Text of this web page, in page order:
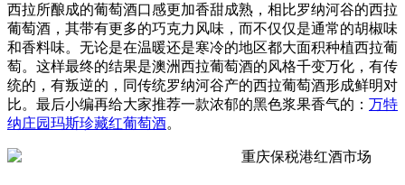
西拉所酿成的葡萄酒口感更加香甜成熟，相比罗纳河谷的西拉
葡萄酒，其带有更多的巧克力风味，而不仅仅是通常的胡椒味
和香料味。无论是在温暖还是寒冷的地区都大面积种植西拉葡
萄。这样最终的结果是澳洲西拉葡萄酒的风格千变万化，有传
统的，有叛逆的，同传统罗纳河谷产的西拉葡萄酒形成鲜明对
比。最后小编再给大家推荐一款浓郁的黑色浆果香气的： 万特
纳庄园玛斯珍藏红葡萄酒。